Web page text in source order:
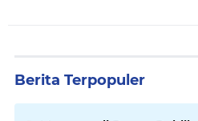
Berita Terpopuler